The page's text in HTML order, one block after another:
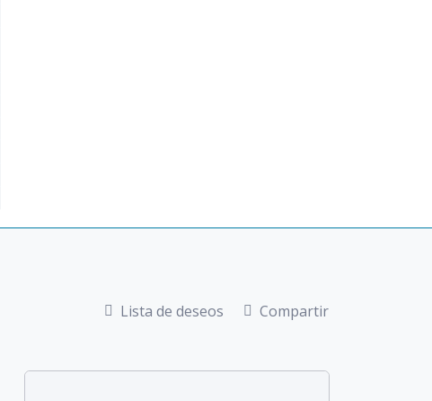
Lista de deseos Compartir